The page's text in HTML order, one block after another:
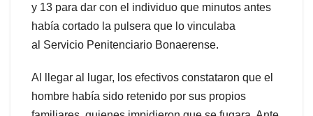
y 13 para dar con el individuo que minutos antes
había cortado la pulsera que lo vinculaba
al Servicio Penitenciario Bonaerense.
Al llegar al lugar, los efectivos constataron que el
hombre había sido retenido por sus propios